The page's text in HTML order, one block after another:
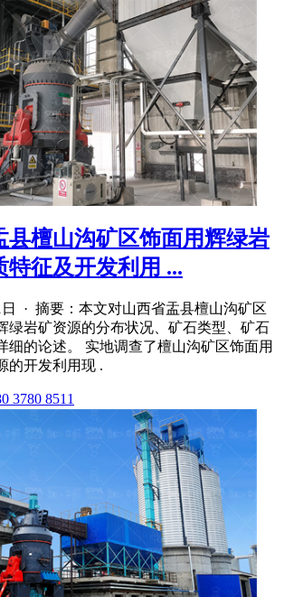
县檀山沟矿区饰面用辉绿岩
特征及开发利用 ...
日 · 摘要：本文对山西省盂县檀山沟矿区
绿岩矿资源的分布状况、矿石类型、矿石
细的论述。 实地调查了檀山沟矿区饰面用
的开发利用现 .
3780 8511